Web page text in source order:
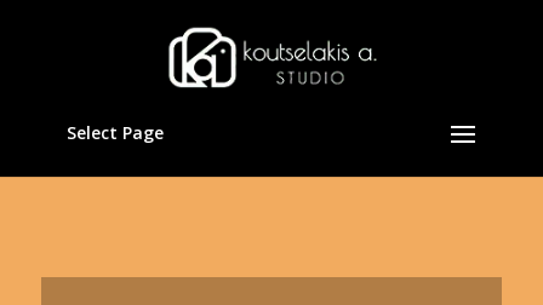
Select Page